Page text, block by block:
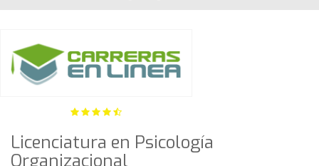
Licenciatura en Psicología
Organizacional